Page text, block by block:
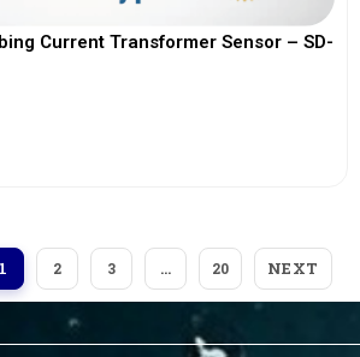
Current Transformer Sensor – SD-
1 2 3 … 20 NEXT